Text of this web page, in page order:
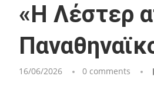
«Η Λέστερ
16/06/2026 0 comments